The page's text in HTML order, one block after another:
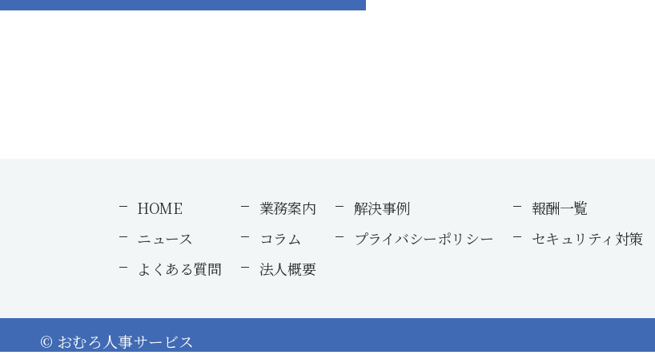
HOME
ニュース
よくある質問
業務案内
コラム
法人概要
解決事例
プライバシーポリシー
報酬一覧
セキュリティ対策
© おむろ人事サービス